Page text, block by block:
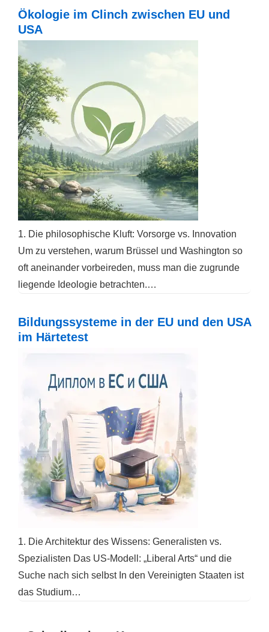
Ökologie im Clinch zwischen EU und
USA
1. Die philosophische Kluft: Vorsorge vs. Innovation
Um zu verstehen, warum Brüssel und Washington so
oft aneinander vorbeireden, muss man die zugrunde
liegende Ideologie betrachten.…
Bildungssysteme in der EU und den USA
im Härtetest
1. Die Architektur des Wissens: Generalisten vs.
Spezialisten Das US-Modell: „Liberal Arts“ und die
Suche nach sich selbst In den Vereinigten Staaten ist
das Studium…